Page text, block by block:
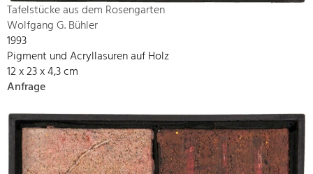
Tafelstücke aus dem Rosengarten
Wolfgang G. Bühler
1993
Pigment und Acryllasuren auf Holz
12 x 23 x 4,3 cm
Anfrage